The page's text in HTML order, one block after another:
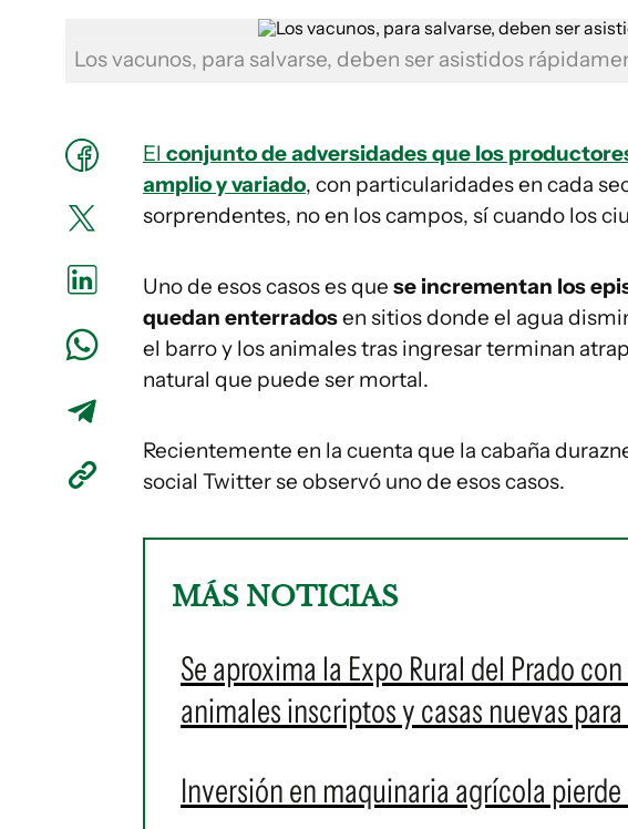
Los vacunos, para salvarse, deben ser asistidos
El conjunto de adversidades que los
amplio y variado, con particularidades en cada
sorprendentes, no en los campos, sí cuando los
Uno de esos casos es que se incrementan los
quedan enterradosen sitios donde el agua
el barro y los animales tras ingresar terminan
natural que puede ser mortal.
Recientemente en la cuenta que la cabaña
social Twitter se observó uno de esos casos.
MÁS NOTICIAS
Se aproxima la Expo Rural del Prado
animales inscriptos y casas nuevas
Inversión en maquinaria agrícola